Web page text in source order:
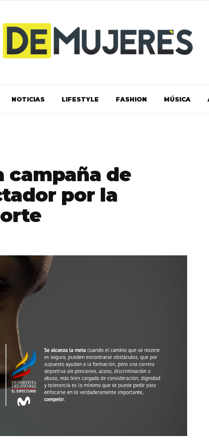
NOTICIAS LIFESTYLE FASHION MÚSICA
campaña de
por la
el nuevo
Hendrix y
Totó la Momposina: el
adiós a la gran
cantadora que llevó las